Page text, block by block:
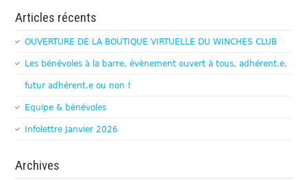
Articles récents
OUVERTURE DE LA BOUTIQUE VIRTUELLE DU WINCHES CLUB
Les bénévoles à la barre, évènement ouvert à tous, adhérent.e,
futur adhérent.e ou non !
Equipe & bénévoles
Infolettre Janvier 2026
Archives